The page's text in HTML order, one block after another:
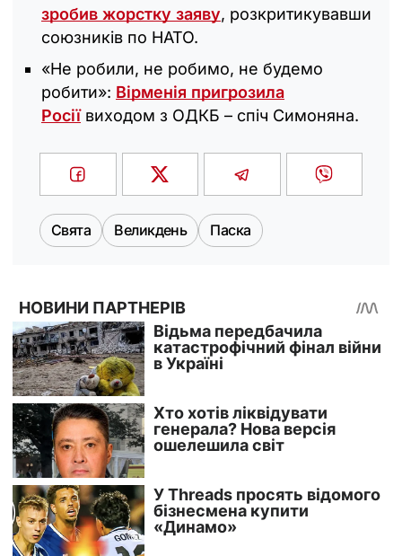
зробив жорстку заяву, розкритикувавши
союзників по НАТО.
«Не робили, не робимо, не будемо
робити»: Вірменія пригрозила
Росіївиходом з ОДКБ – спіч Симоняна.
Свята Великдень Паска